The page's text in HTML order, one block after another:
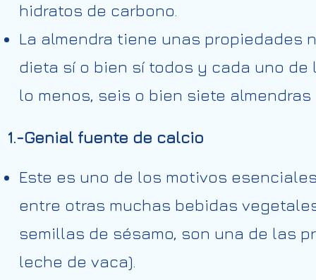
hidratos de carbono.
La almendra tiene unas
dieta sí o bien sí todos y cada uno
lo menos, seis o bien siete almendras
1.-Genial fuente de calcio
Este es uno de los motivos
entre otras muchas bebidas
semillas de sésamo, son una de las
leche de vaca).